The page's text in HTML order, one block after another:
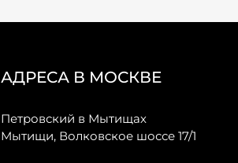
АДРЕСА В МОСКВЕ
Петровский в Мытищах
Мытищи, Волковское шоссе 17/1